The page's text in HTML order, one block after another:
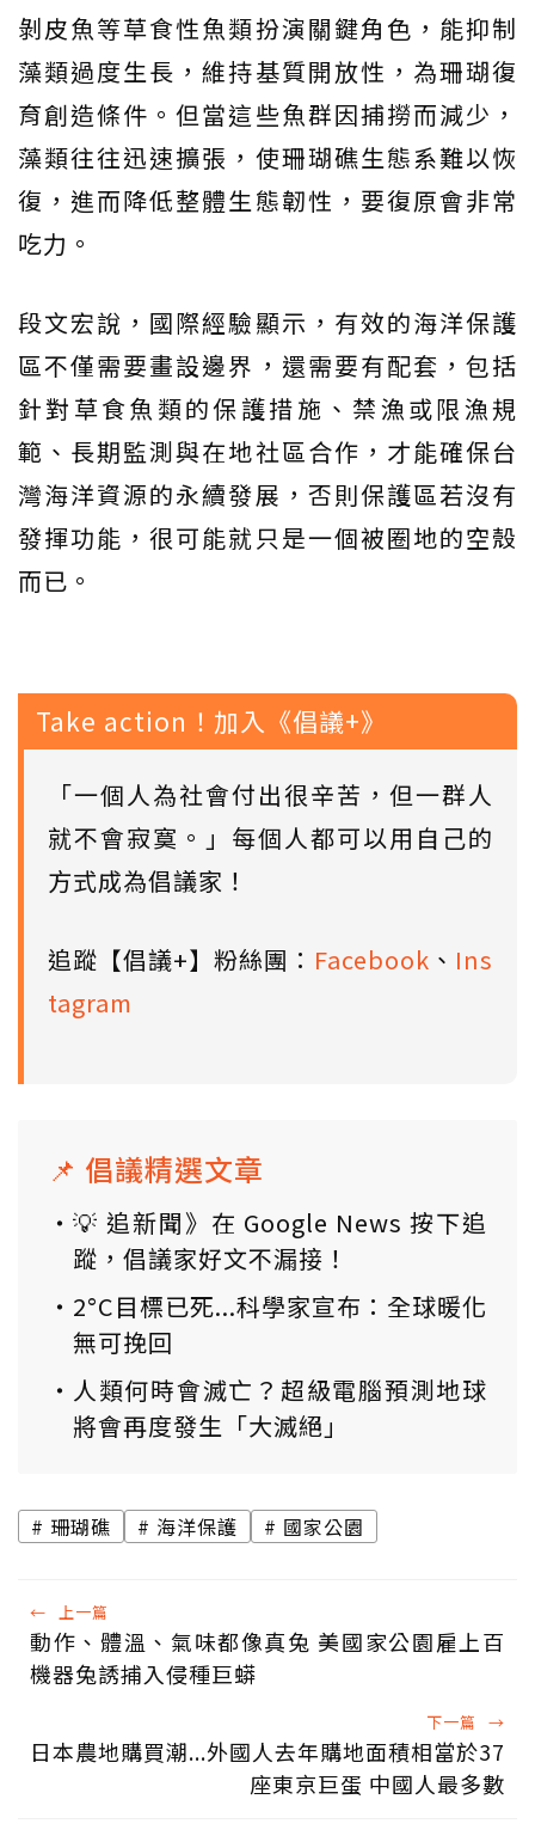
剝皮魚等草食性魚類扮演關鍵角色，能抑制
藻類過度生長，維持基質開放性，為珊瑚復
育創造條件。但當這些魚群因捕撈而減少，
藻類往往迅速擴張，使珊瑚礁生態系難以恢
復，進而降低整體生態韌性，要復原會非常
吃力。
段文宏說，國際經驗顯示，有效的海洋保護
區不僅需要畫設邊界，還需要有配套，包括
針對草食魚類的保護措施、禁漁或限漁規
範、長期監測與在地社區合作，才能確保台
灣海洋資源的永續發展，否則保護區若沒有
發揮功能，很可能就只是一個被圈地的空殼
而已。
Take action！加入《倡議+》
「一個人為社會付出很辛苦，但一群人
就不會寂寞。」每個人都可以用自己的
方式成為倡議家！
追蹤【倡議+】粉絲團： Facebook 、 Ins
tagram
📌 倡議精選文章
💡 追新聞》在 Google News 按下追
蹤，倡議家好文不漏接！
2°C目標已死...科學家宣布：全球暖化
無可挽回
人類何時會滅亡？超級電腦預測地球
將會再度發生「大滅絕」
珊瑚礁 海洋保護 國家公園
← 上一篇
動作、體溫、氣味都像真兔 美國家公園雇上百
機器兔誘捕入侵種巨蟒
下一篇 →
日本農地購買潮...外國人去年購地面積相當於37
座東京巨蛋 中國人最多數